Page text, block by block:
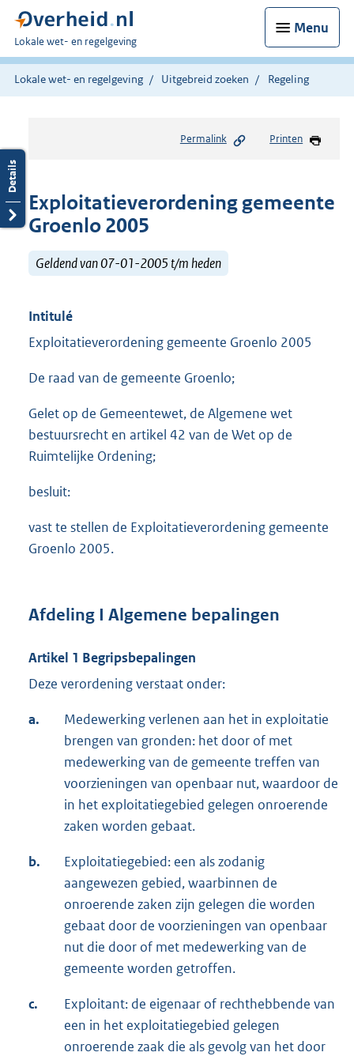
Menu
U
bent
hier:
Lokale wet- en regelgeving
Lokale wet- en regelgeving Uitgebreid zoeken Regeling
Permalink Printen
Exploitatieverordening gemeente
Groenlo 2005
Geldend van 07-01-2005 t/m heden
Intitulé
Exploitatieverordening gemeente Groenlo 2005
De raad van de gemeente Groenlo;
Gelet op de Gemeentewet, de Algemene wet
bestuursrecht en artikel 42 van de Wet op de
Ruimtelijke Ordening;
besluit:
vast te stellen de Exploitatieverordening gemeente
Groenlo 2005.
Afdeling I Algemene bepalingen
Artikel 1 Begripsbepalingen
Deze verordening verstaat onder:
a.
Medewerking verlenen aan het in exploitatie
brengen van gronden: het door of met
medewerking van de gemeente treffen van
voorzieningen van openbaar nut, waardoor de
in het exploitatiegebied gelegen onroerende
zaken worden gebaat.
b.
Exploitatiegebied: een als zodanig
aangewezen gebied, waarbinnen de
onroerende zaken zijn gelegen die worden
gebaat door de voorzieningen van openbaar
nut die door of met medewerking van de
gemeente worden getroffen.
c.
Exploitant: de eigenaar of rechthebbende van
een in het exploitatiegebied gelegen
onroerende zaak die als gevolg van het door